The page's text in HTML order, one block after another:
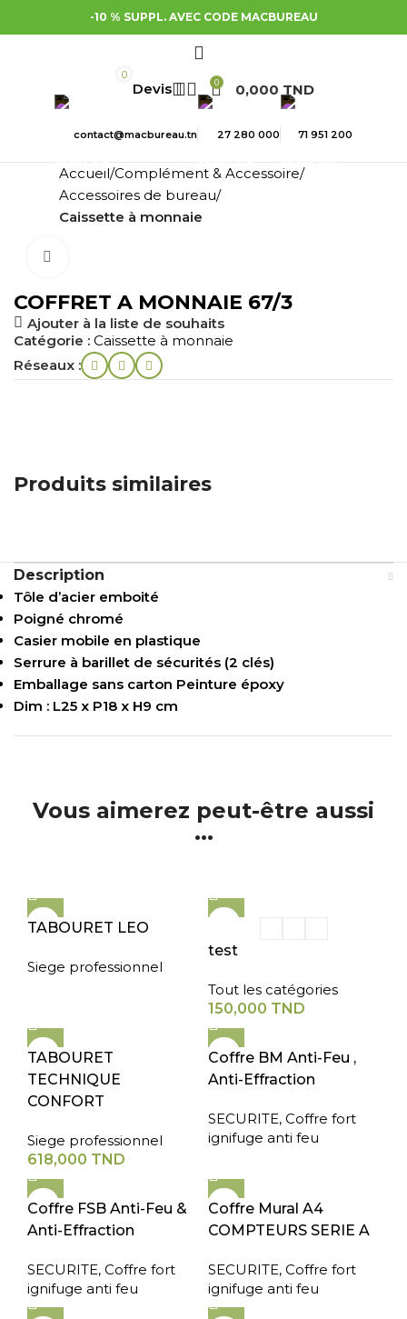
-10 % SUPPL. AVEC CODE MACBUREAU
0
0 0,000 TND
contact@macbureau.tn 27 280 000 71 951 200
Accueil Complément & Accessoire
Accessoires de bureau
Caissette à monnaie
COFFRET A MONNAIE 67/3
Ajouter à la liste de souhaits
Catégorie : Caissette à monnaie
Réseaux :
Produits similaires
Description
Tôle d’acier emboité
Poigné chromé
Casier mobile en plastique
Serrure à barillet de sécurités (2 clés)
Emballage sans carton Peinture époxy
Dim : L25 x P18 x H9 cm
Vous aimerez peut-être aussi
...
TABOURET LEO
Siege professionnel
test
Tout les catégories
150,000 TND
TABOURET
TECHNIQUE
CONFORT
Siege professionnel
618,000 TND
Coffre BM Anti-Feu ,
Anti-Effraction
SECURITE, Coffre fort
ignifuge anti feu
Coffre FSB Anti-Feu &
Anti-Effraction
SECURITE, Coffre fort
ignifuge anti feu
Coffre Mural A4
COMPTEURS SERIE A
SECURITE, Coffre fort
ignifuge anti feu